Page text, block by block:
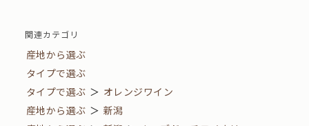
関連カテゴリ
産地から選ぶ
タイプで選ぶ
タイプで選ぶ ＞ オレンジワイン
産地から選ぶ ＞ 新潟